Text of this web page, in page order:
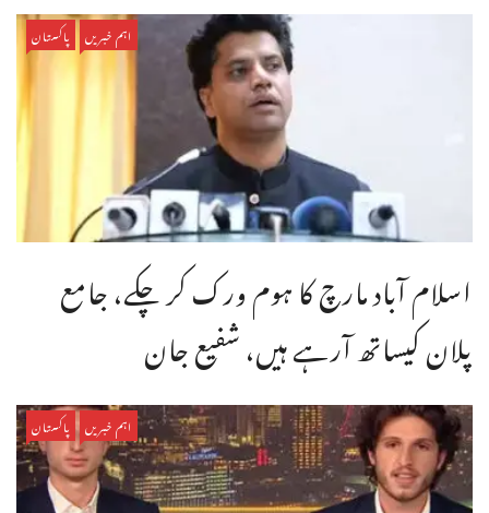
اہم خبریں پاکستان
اسلام آباد مارچ کا ہوم ورک کر چکے، جامع
پلان کیساتھ آرہے ہیں، شفیع جان
اہم خبریں پاکستان